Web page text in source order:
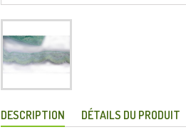
DESCRIPTION DÉTAILS DU PRODUIT